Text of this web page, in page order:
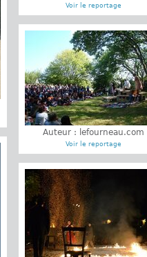
Voir le reportage
Auteur : lefourneau.com
Voir le reportage